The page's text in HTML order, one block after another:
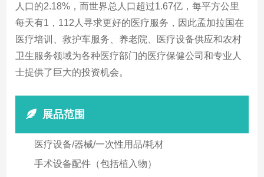
人口的2.18%，而世界总人口超过1.67亿，每平方公里
每天有1，112人寻求更好的医疗服务，因此孟加拉国在
医疗培训、救护车服务、养老院、医疗设备供应和农村
卫生服务领域为各种医疗部门的医疗保健公司和专业人
士提供了巨大的投资机会。
展品范围
医疗设备/器械/一次性用品/耗材
手术设备配件（包括植入物）